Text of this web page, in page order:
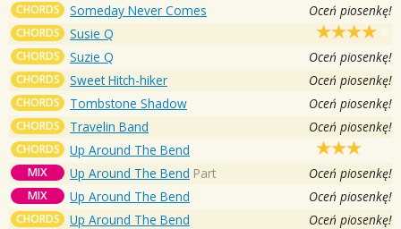
CHORDS Someday Never Comes Oceń piosenkę!
CHORDS Susie Q
CHORDS Suzie Q Oceń piosenkę!
CHORDS Sweet Hitch-hiker Oceń piosenkę!
CHORDS Tombstone Shadow Oceń piosenkę!
CHORDS Travelin Band Oceń piosenkę!
CHORDS Up Around The Bend
MIX Up Around The Bend Part Oceń piosenkę!
MIX Up Around The Bend Oceń piosenkę!
CHORDS Up Around The Bend Oceń piosenkę!